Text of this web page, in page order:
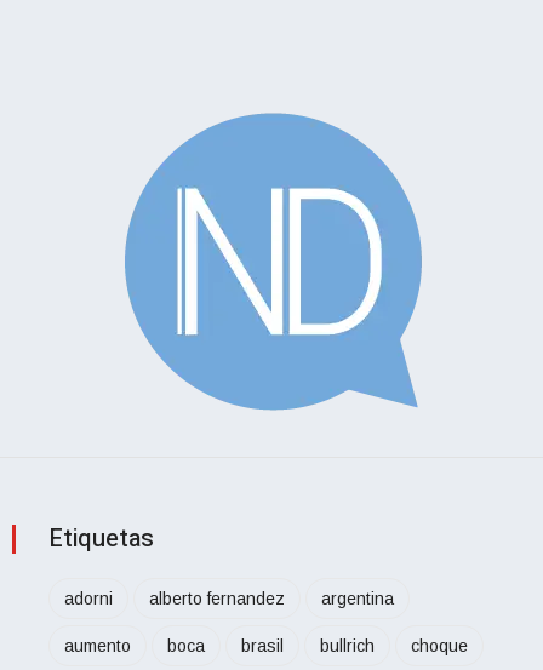
Etiquetas
adorni alberto fernandez argentina
aumento boca brasil bullrich choque